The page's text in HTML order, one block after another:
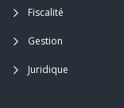
Fiscalité
Gestion
Juridique